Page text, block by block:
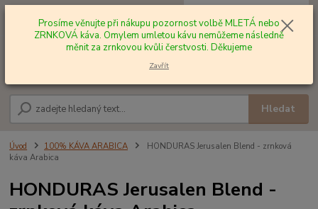
Hledat
+420 602 577 209 za0,00 Kč
Úvod 100% KÁVA ARABICA
HONDURAS Jerusalen Blend - zrnková
káva Arabica
HONDURAS Jerusalen Blend -
Prosíme věnujte při nákupu pozornost volbě MLETÁ nebo
ZRNKOVÁ káva. Omylem umletou kávu nemůžeme následně
měnit za zrnkovou kvůli čerstvosti. Děkujeme
Zavřít